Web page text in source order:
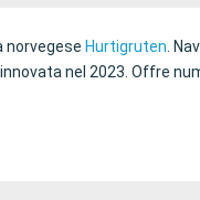
norvegese Hurtigruten .
nel 2023. Offre